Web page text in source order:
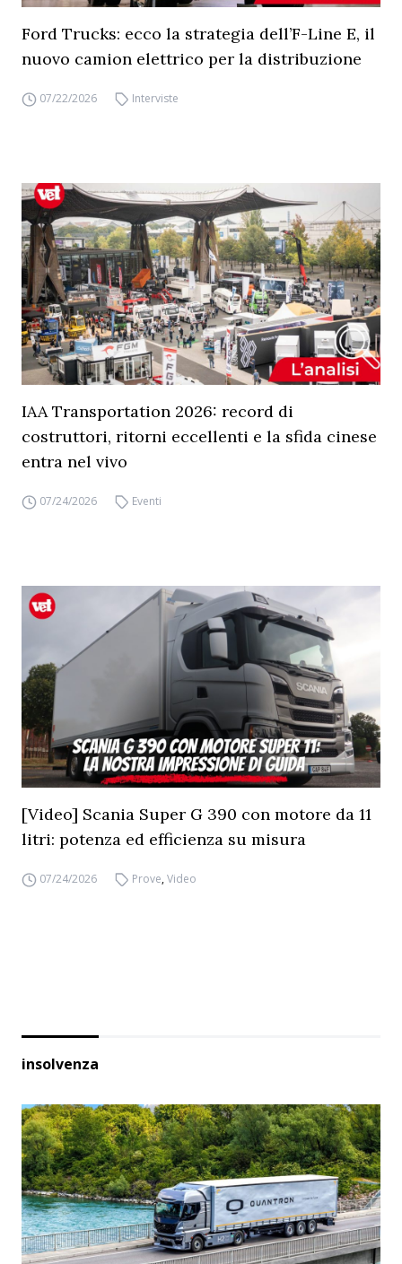
Ford Trucks: ecco la strategia dell’F-Line E, il
nuovo camion elettrico per la distribuzione
07/22/2026 Interviste
IAA Transportation 2026: record di
costruttori, ritorni eccellenti e la sfida cinese
entra nel vivo
07/24/2026 Eventi
[Video] Scania Super G 390 con motore da 11
litri: potenza ed efficienza su misura
07/24/2026 Prove,Video
insolvenza